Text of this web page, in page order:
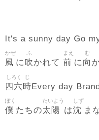
It's a sunny day Go
風
かぜ
に 吹
ふ
かれて 前
まえ
に向
む
四六
しろく
時
じ
Every day
僕
ぼく
たちの太陽
たいよう
は沈
しず
ま